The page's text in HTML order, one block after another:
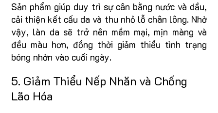
Sản phẩm giúp duy trì sự cân bằng nước và dầu,
cải thiện kết cấu da và thu nhỏ lỗ chân lông. Nhờ
vậy, làn da sẽ trở nên mềm mại, mịn màng và
đều màu hơn, đồng thời giảm thiểu tình trạng
bóng nhờn vào cuối ngày.
5. Giảm Thiểu Nếp Nhăn và Chống
Lão Hóa